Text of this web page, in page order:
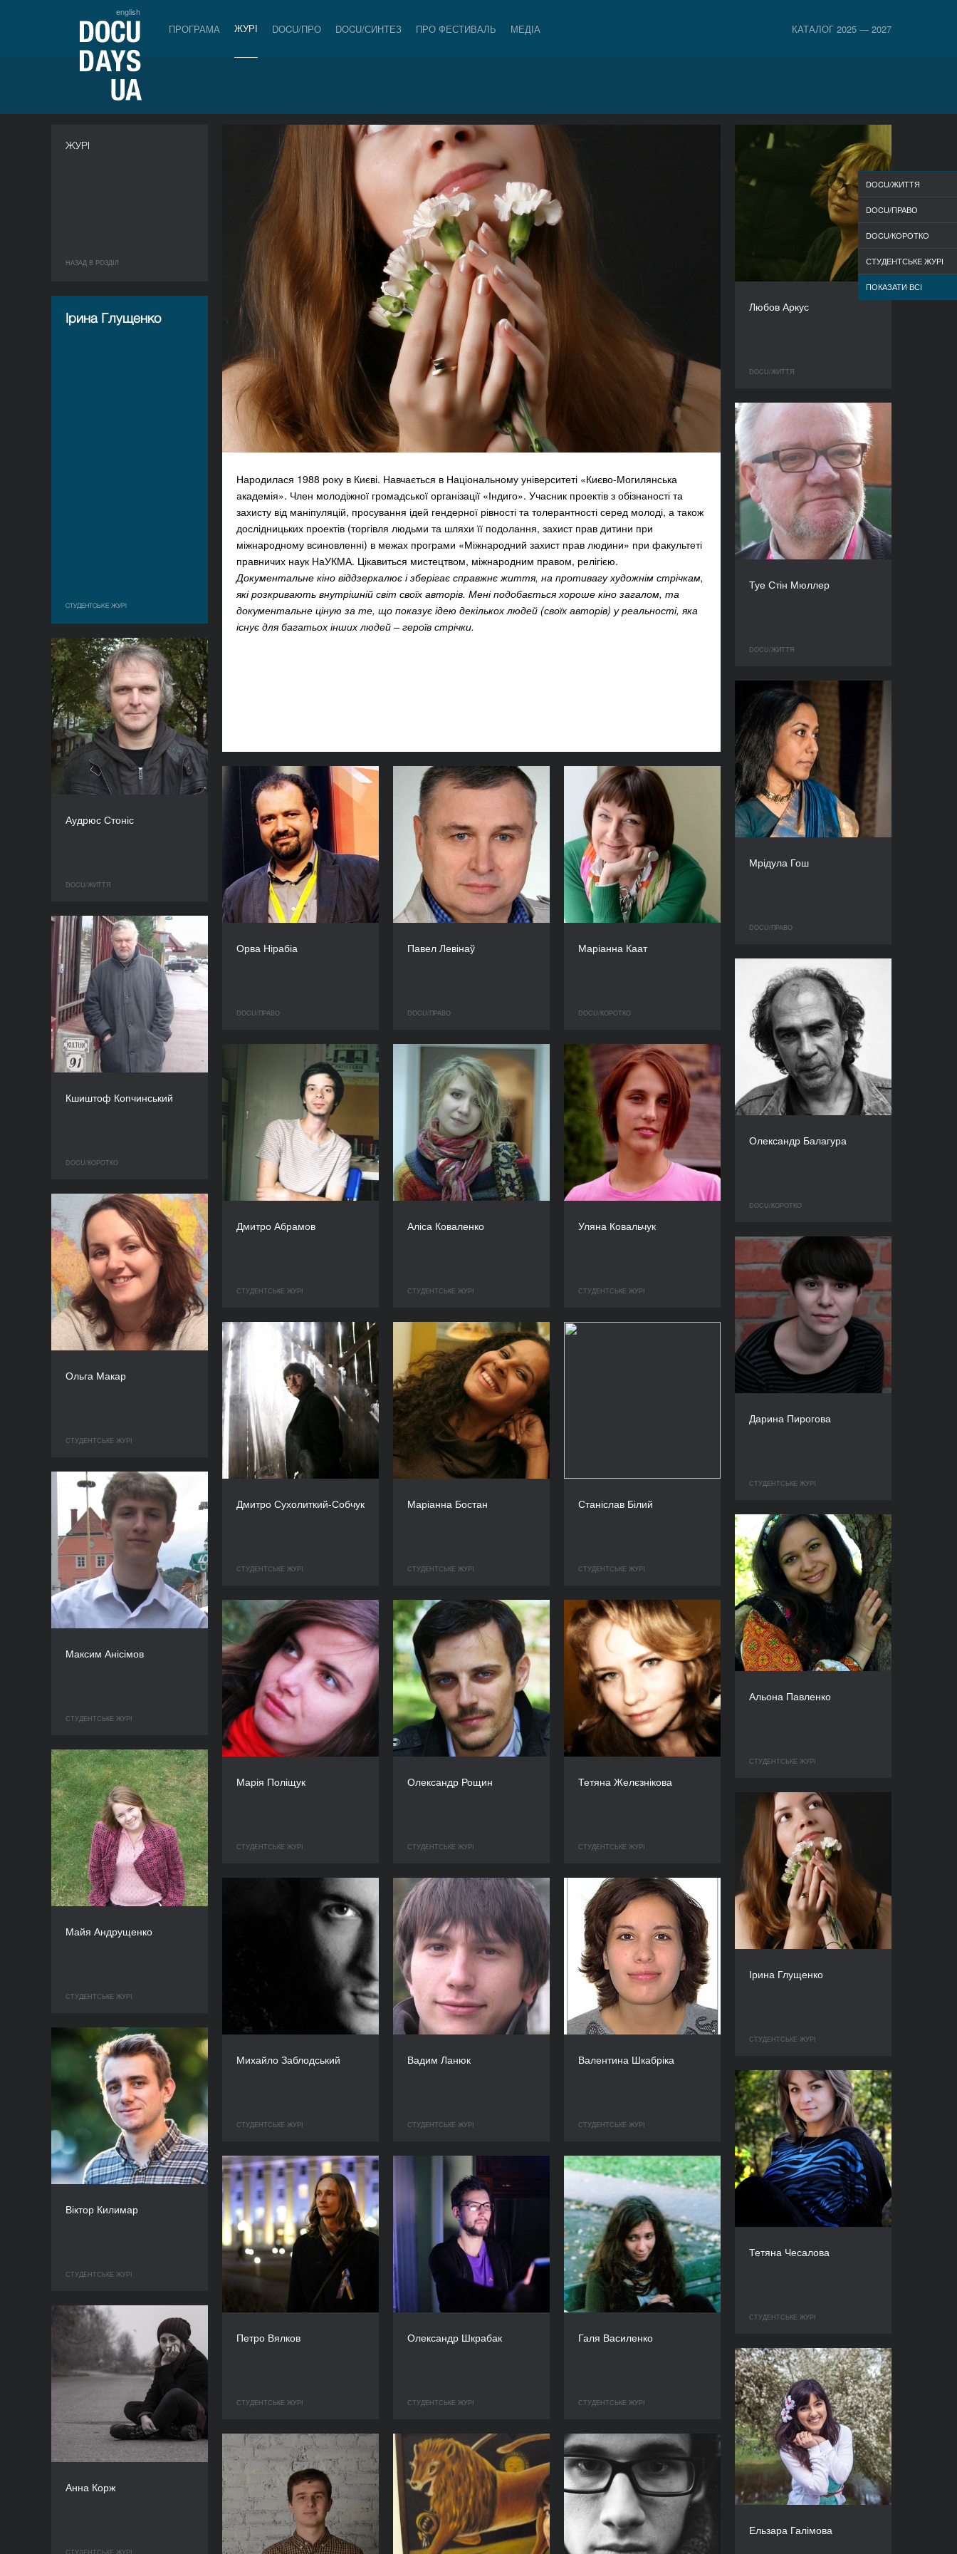
english
ПРОГРАМА ЖУРІ DOCU/ПРО DOCU/СИНТЕЗ ПРО ФЕСТИВАЛЬ МЕДІА КАТАЛОГ 2025 — 2027
ЖУРІ
НАЗАД В РОЗДIЛ
Ірина Глущенко
СТУДЕНТСЬКЕ ЖУРІ
Народилася 1988 року в Києві. Навчається в Національному університеті «Києво-Могилянська
академія». Член молодіжної громадської організації «Індиго». Учасник проектів з обізнаності та
захисту від маніпуляцій, просування ідей гендерної рівності та толерантності серед молоді, а також
дослідницьких проектів (торгівля людьми та шляхи її подолання, захист прав дитини при
міжнародному всиновленні) в межах програми «Міжнародний захист прав людини» при факультеті
правничих наук НаУКМА. Цікавиться мистецтвом, міжнародним правом, релігією.
Документальне кіно віддзеркалює і зберігає справжнє життя, на противагу художнім стрічкам,
які розкривають внутрішній світ своїх авторів. Мені подобається хороше кіно загалом, та
документальне ціную за те, що показує ідею декількох людей (своїх авторів) у реальності, яка
існує для багатьох інших людей – героїв стрічки.
Любов Аркус
DOCU/ЖИТТЯ
Туе Стін Мюллер
DOCU/ЖИТТЯ
Аудрюс Стоніс
DOCU/ЖИТТЯ
Мрідула Гош
DOCU/ПРАВО
Орва Нірабіа
DOCU/ПРАВО
Павел Левінаў
DOCU/ПРАВО
Маріанна Каат
DOCU/КOРОТКО
Кшиштоф Копчинський
DOCU/КOРОТКО
Олександр Балагура
DOCU/КOРОТКО
Дмитро Абрамов
СТУДЕНТСЬКЕ ЖУРІ
Аліса Коваленко
СТУДЕНТСЬКЕ ЖУРІ
Уляна Ковальчук
СТУДЕНТСЬКЕ ЖУРІ
Ольга Макар
СТУДЕНТСЬКЕ ЖУРІ
Дарина Пирогова
СТУДЕНТСЬКЕ ЖУРІ
Дмитро Сухолиткий-Собчук
СТУДЕНТСЬКЕ ЖУРІ
Маріанна Бостан
СТУДЕНТСЬКЕ ЖУРІ
Станіслав Білий
СТУДЕНТСЬКЕ ЖУРІ
Максим Анісімов
СТУДЕНТСЬКЕ ЖУРІ
Альона Павленко
СТУДЕНТСЬКЕ ЖУРІ
Марія Поліщук
СТУДЕНТСЬКЕ ЖУРІ
Олександр Рощин
СТУДЕНТСЬКЕ ЖУРІ
Тетяна Желєзнікова
СТУДЕНТСЬКЕ ЖУРІ
Майя Андрущенко
СТУДЕНТСЬКЕ ЖУРІ
Ірина Глущенко
СТУДЕНТСЬКЕ ЖУРІ
Михайло Заблодський
СТУДЕНТСЬКЕ ЖУРІ
Вадим Ланюк
СТУДЕНТСЬКЕ ЖУРІ
Валентина Шкабріка
СТУДЕНТСЬКЕ ЖУРІ
Віктор Килимар
СТУДЕНТСЬКЕ ЖУРІ
Тетяна Чесалова
СТУДЕНТСЬКЕ ЖУРІ
Петро Вялков
СТУДЕНТСЬКЕ ЖУРІ
Олександр Шкрабак
СТУДЕНТСЬКЕ ЖУРІ
Галя Василенко
СТУДЕНТСЬКЕ ЖУРІ
Анна Корж
Ельзара Галімова
DOCU/ЖИТТЯ
DOCU/ПРАВО
DOCU/КOРОТКО
СТУДЕНТСЬКЕ ЖУРІ
ПОКАЗАТИ ВСІ